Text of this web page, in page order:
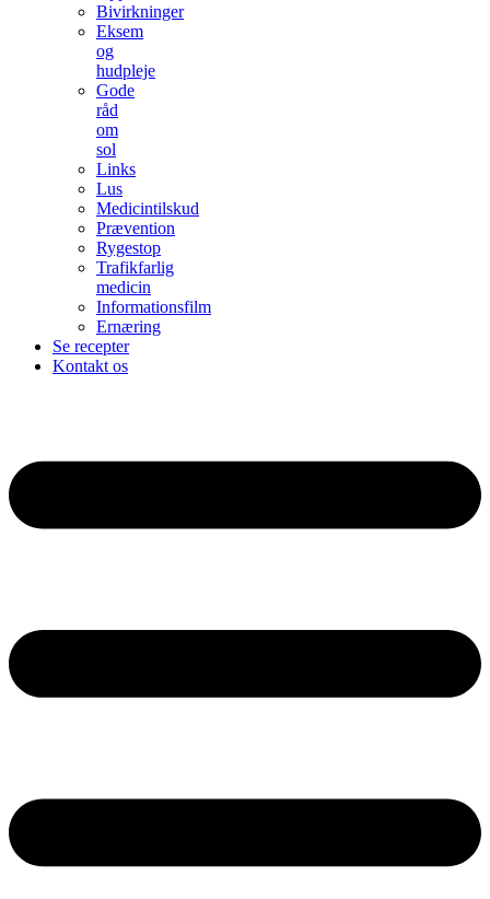
Bivirkninger
Eksem
og
hudpleje
Gode
råd
om
sol
Links
Lus
Medicintilskud
Prævention
Rygestop
Trafikfarlig
medicin
Informationsfilm
Ernæring
Se recepter
Kontakt os